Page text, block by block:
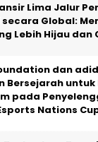
Lima Jalur
Global:
Lebih Hijau dan
dan
Bersejarah untuk
pada
Nations